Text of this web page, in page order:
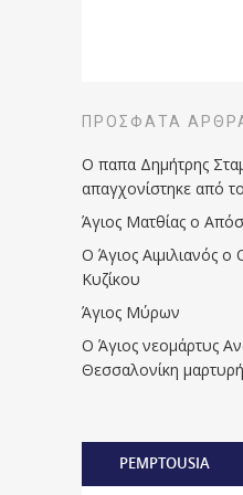
ΠΡΌΣΦΑΤΑ
Ο παπα Δημήτρης
απαγχονίστηκε από
Άγιος Ματθίας ο
Ο Άγιος Αιμιλιανός
Κυζίκου
Άγιος Μύρων
Ο Άγιος νεομάρτυς
Θεσσαλονίκη
PEMPTOUSIA